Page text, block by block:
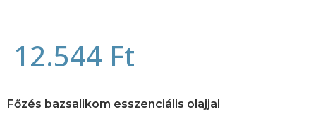
12.544 Ft
Főzés bazsalikom esszenciális olajjal